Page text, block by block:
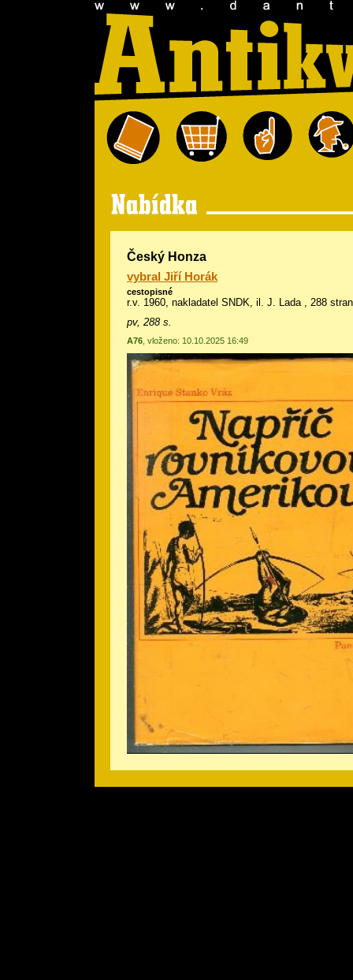
Český Honza
vybral Jiří Horák
cestopisné
r.v. 1960, nakladatel SNDK, il. J. Lada, 288
pv, 288 s.
A76 , vloženo: 10.10.2025 16:49